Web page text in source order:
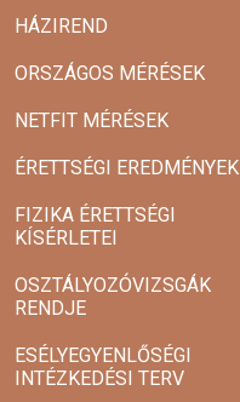
HÁZIREND
ORSZÁGOS MÉRÉSEK
NETFIT MÉRÉSEK
ÉRETTSÉGI EREDMÉNYEK
FIZIKA ÉRETTSÉGI
KÍSÉRLETEI
OSZTÁLYOZÓVIZSGÁK
RENDJE
ESÉLYEGYENLŐSÉGI
INTÉZKEDÉSI TERV